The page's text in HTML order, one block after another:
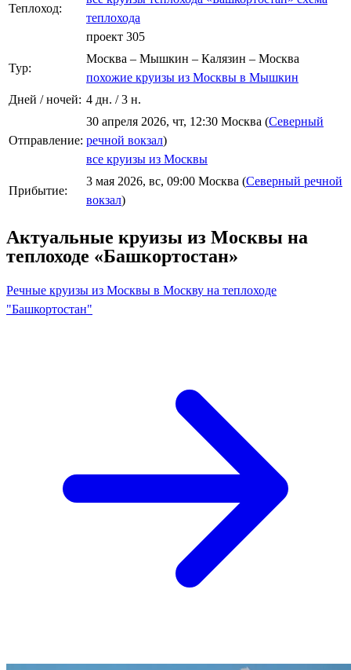
Теплоход:
теплохода
проект 305
Тур:
Москва – Мышкин – Калязин – Москва
похожие круизы из Москвы в Мышкин
Дней / ночей: 4 дн. / 3 н.
Отправление:
30 апреля 2026, чт, 12:30 Москва (Северный
речной вокзал)
все круизы из Москвы
Прибытие:
3 мая 2026, вс, 09:00 Москва (Северный речной
вокзал)
Актуальные круизы из Москвы на
теплоходе «Башкортостан»
Речные круизы из Москвы в Москву на теплоходе
"Башкортостан"